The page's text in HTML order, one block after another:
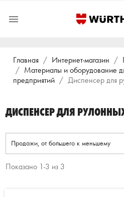

Главная Интернет-магазин
Материалы и оборудование
предприятий
Диспенсер для
ДИСПЕНСЕР ДЛЯ
Продажи, от большего к меньшему
Показано 1-3 из 3